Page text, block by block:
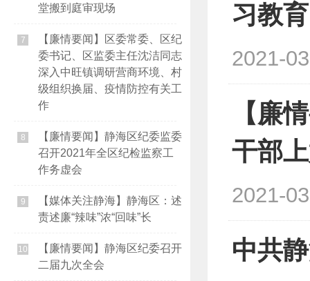
堂搬到庭审现场
7
【廉情要闻】区委常委、区纪
委书记、区监委主任沈洁同志
深入中旺镇调研营商环境、村
级组织换届、疫情防控有关工
作
8
【廉情要闻】静海区纪委监委
召开2021年全区纪检监察工
作务虚会
9
【媒体关注静海】静海区：述
责述廉“辣味”浓“回味”长
10
【廉情要闻】静海区纪委召开
二届九次全会
习教育
2021-
【廉
干部
2021-
中共